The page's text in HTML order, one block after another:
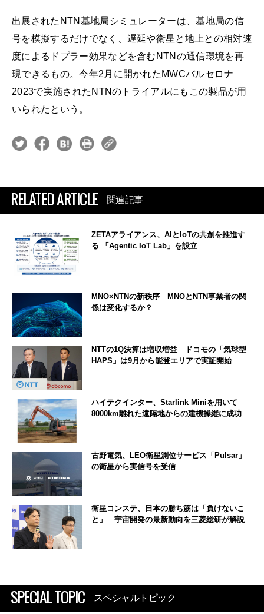
出展されたNTN基地局シミュレーターは、基地局の信
号を模擬するだけでなく、遅延や衛星と地上との相対速
度によるドプラー効果などを含むNTNの通信環境を再
現できるもの。今年2月に開かれたMWCバルセロナ
2023で実施されたNTNのトライアルにもこの製品が用
いられたという。
RELATED ARTICLE 関連記事
ZETAアライアンス、AIとIoTの共創を推進す
る 「Agentic IoT Lab」を設立
MNO×NTNの新秩序 MNOとNTN事業者の関
係は変化するか？
NTTの1Q決算は増収増益 ドコモの「気球型
HAPS」は9月から能登エリアで実証開始
ハイテクインター、Starlink Miniを用いて
8000km離れた遠隔地からの建機操縦に成功
古野電気、LEO衛星測位サービス「Pulsar」
の衛星から実信号を受信
衛星コンステ、日本の勝ち筋は「負けないこ
と」 宇宙開発の最新動向を三菱総研が解説
SPECIAL TOPIC スペシャルトピック